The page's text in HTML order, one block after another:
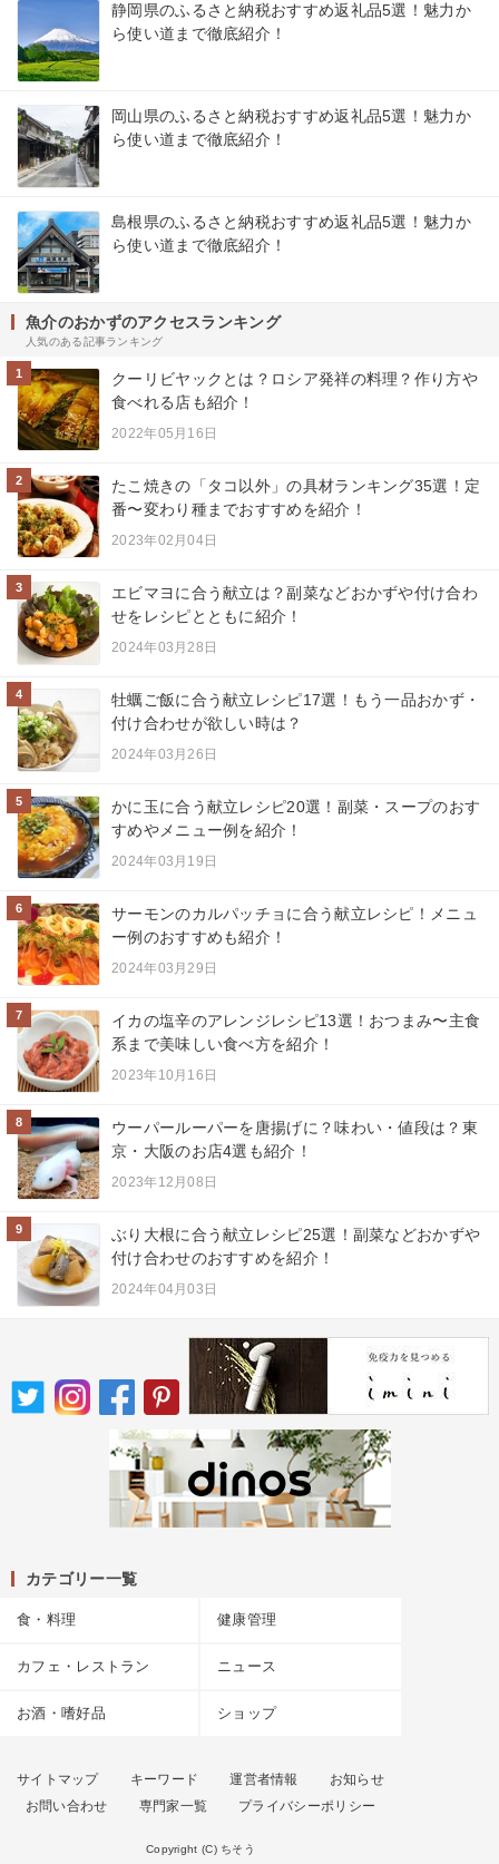
静岡県のふるさと納税おすすめ返礼品5選！魅力か
ら使い道まで徹底紹介！
岡山県のふるさと納税おすすめ返礼品5選！魅力か
ら使い道まで徹底紹介！
島根県のふるさと納税おすすめ返礼品5選！魅力か
ら使い道まで徹底紹介！
魚介のおかずのアクセスランキング
人気のある記事ランキング
1
クーリビヤックとは？ロシア発祥の料理？作り方や
食べれる店も紹介！
2022年05月16日
2
たこ焼きの「タコ以外」の具材ランキング35選！定
番〜変わり種までおすすめを紹介！
2023年02月04日
3
エビマヨに合う献立は？副菜などおかずや付け合わ
せをレシピとともに紹介！
2024年03月28日
4
牡蠣ご飯に合う献立レシピ17選！もう一品おかず・
付け合わせが欲しい時は？
2024年03月26日
5
かに玉に合う献立レシピ20選！副菜・スープのおす
すめやメニュー例を紹介！
2024年03月19日
6
サーモンのカルパッチョに合う献立レシピ！メニュ
ー例のおすすめも紹介！
2024年03月29日
7
イカの塩辛のアレンジレシピ13選！おつまみ〜主食
系まで美味しい食べ方を紹介！
2023年10月16日
8
ウーパールーパーを唐揚げに？味わい・値段は？東
京・大阪のお店4選も紹介！
2023年12月08日
9
ぶり大根に合う献立レシピ25選！副菜などおかずや
付け合わせのおすすめを紹介！
2024年04月03日
カテゴリー一覧
食・料理 健康管理
カフェ・レストラン ニュース
お酒・嗜好品 ショップ
サイトマップ キーワード 運営者情報
お知らせ
お問い合わせ
専門家一覧 プライバシーポリシー
Copyright (C) ちそう